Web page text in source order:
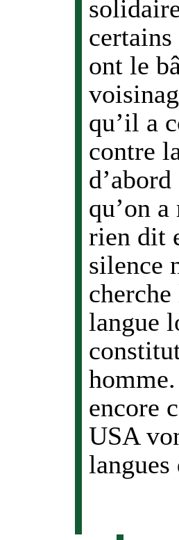
ont le
qu’il a
contre
qu’on
rien dit
silence
langue
encore
USA
langues